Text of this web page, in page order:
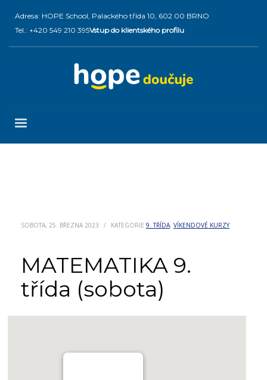
Adresa: HOPE School, Palackého třída 10, 602 00 BRNO
Tel.: +420 549 210 395Vstup do klientského profilu
SOBOTA, 25. BŘEZNA 2023 / KATEGORIE 9. TŘÍDA, VÍKENDOVÉ KURZY
MATEMATIKA 9.
třída (sobota)